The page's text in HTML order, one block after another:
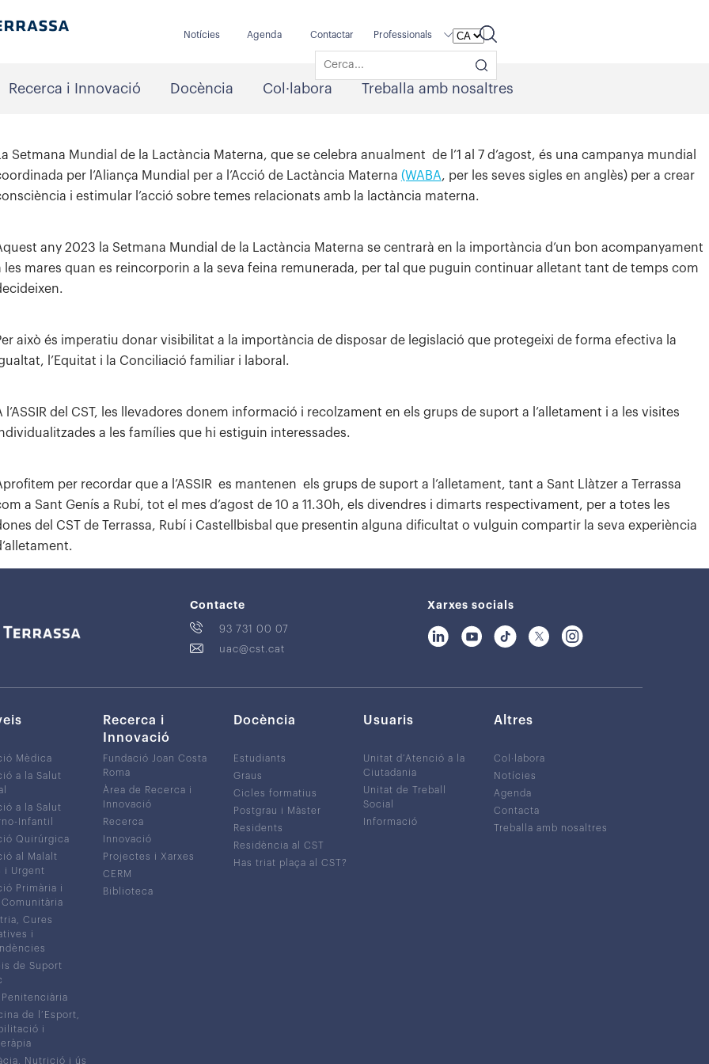
Notícies Agenda Contactar Professionals
Recerca i Innovació Docència Col·labora Treballa amb nosaltres
Setmana Mundial de la Lactància Materna, que se celebra anualment de l’1 al 7 d’agost, és una campanya mundial
per l’Aliança Mundial per a l’Acció de Lactància Materna (WABA, per les seves sigles en anglès) per a crear
i estimular l’acció sobre temes relacionats amb la lactància materna.
any 2023 la Setmana Mundial de la Lactància Materna se centrarà en la importància d’un bon acompanyament
les mares quan es reincorporin a la seva feina remunerada, per tal que puguin continuar alletant tant de temps com
això és imperatiu donar visibilitat a la importància de disposar de legislació que protegeixi de forma efectiva la
l’Equitat i la Conciliació familiar i laboral.
l’ASSIR del CST, les llevadores donem informació i recolzament en els grups de suport a l’alletament i a les visites
a les famílies que hi estiguin interessades.
per recordar que a l’ASSIR es mantenen els grups de suport a l’alletament, tant a Sant Llàtzer a Terrassa
a Sant Genís a Rubí, tot el mes d’agost de 10 a 11.30h, els divendres i dimarts respectivament, per a totes les
del CST de Terrassa, Rubí i Castellbisbal que presentin alguna dificultat o vulguin compartir la seva experiència
Contacte
93 731 00 07
uac@cst.cat
Xarxes socials
Mèdica
a la Salut
a la Salut
Infantil
Quirúrgica
al Malalt
i Urgent
Primària i
Cures
i
de Suport
de l’Esport,
i
Nutrició i ús
Recerca i
Innovació
Fundació Joan Costa
Roma
Àrea de Recerca i
Innovació
Recerca
Innovació
Projectes i Xarxes
CERM
Biblioteca
Docència
Estudiants
Graus
Cicles formatius
Postgrau i Màster
Residents
Residència al CST
Has triat plaça al CST?
Usuaris
Unitat d’Atenció a la
Ciutadania
Unitat de Treball
Social
Informació
Altres
Col·labora
Notícies
Agenda
Contacta
Treballa amb nosaltres